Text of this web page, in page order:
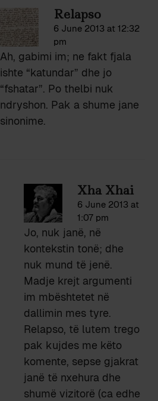
Relapso
6 June 2013 at 12:32
pm
Ah, gabimi im; ne fakt fjala
ishte “katundar” dhe jo
“fshatar”. Po thelbi nuk
ndryshon. Pak a shume jane
sinonime.
Xha Xhai
6 June 2013 at
1:07 pm
Jo, nuk janë, në
kontekstin tonë; dhe
nuk mund të jenë.
Madje krejt argumenti
im mbështetet në
dallimin mes tyre.
Relapso, të lutem trego
pak kujdes me këto
komente, sepse gjakrat
janë të nxehura dhe
shumë vizitorë (ca edhe